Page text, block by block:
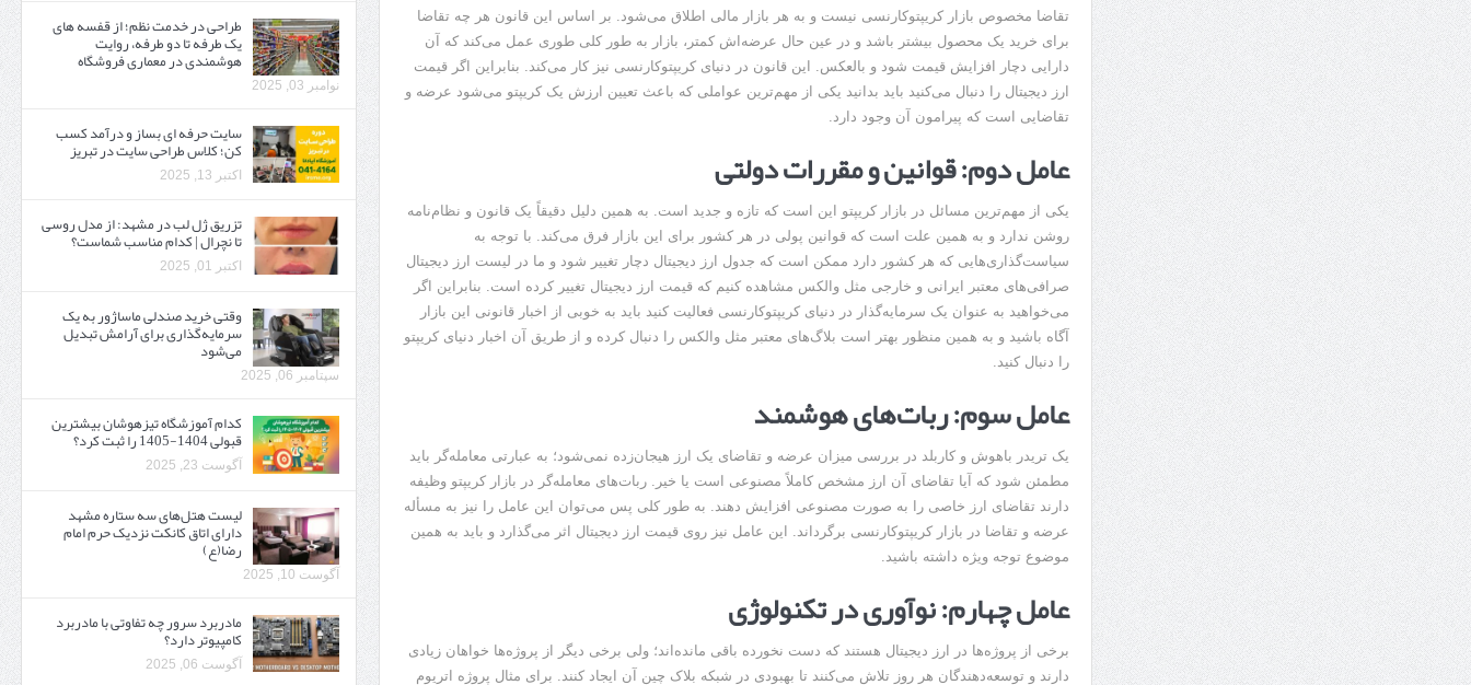
تقاضا مخصوص بازار کریپتوکارنسی نیست و به هر بازار مالی اطلاق می‌شود. بر اساس این قانون هر چه تقاضا
برای خرید یک محصول بیشتر باشد و در عین حال عرضه‌اش کمتر، بازار به طور کلی طوری عمل می‌کند که آن
دارایی دچار افزایش قیمت شود و بالعکس. این قانون در دنیای کریپتوکارنسی نیز کار می‌کند. بنابراین اگر قیمت
ارز دیجیتال را دنبال می‌کنید باید بدانید یکی از مهم‌ترین عواملی که باعث تعیین ارزش یک کریپتو می‌شود عرضه و
تقاضایی است که پیرامون آن وجود دارد.
عامل دوم: قوانین و مقررات دولتی
یکی از مهم‌ترین مسائل در بازار کریپتو این است که تازه و جدید است. به همین دلیل دقیقاً یک قانون و نظام‌نامه
روشن ندارد و به همین علت است که قوانین پولی در هر کشور برای این بازار فرق می‌کند. با توجه به
سیاست‌گذاری‌هایی که هر کشور دارد ممکن است که جدول ارز دیجیتال دچار تغییر شود و ما در لیست ارز دیجیتال
صرافی‌های معتبر ایرانی و خارجی مثل والکس مشاهده کنیم که قیمت ارز دیجیتال تغییر کرده است. بنابراین اگر
می‌خواهید به عنوان یک سرمایه‌گذار در دنیای کریپتوکارنسی فعالیت کنید باید به خوبی از اخبار قانونی این بازار
آگاه باشید و به همین منظور بهتر است بلاگ‌های معتبر مثل والکس را دنبال کرده و از طریق آن اخبار دنیای کریپتو
را دنبال کنید.
عامل سوم: ربات‌های هوشمند
یک تریدر باهوش و کاربلد در بررسی میزان عرضه و تقاضای یک ارز هیجان‌زده نمی‌شود؛ به عبارتی معامله‌گر باید
مطمئن شود که آیا تقاضای آن ارز مشخص کاملاً مصنوعی است یا خیر. ربات‌های معامله‌گر در بازار کریپتو وظیفه
دارند تقاضای ارز خاصی را به صورت مصنوعی افزایش دهند. به طور کلی پس می‌توان این عامل را نیز به مسأله
عرضه و تقاضا در بازار کریپتوکارنسی برگرداند. این عامل نیز روی قیمت ارز دیجیتال اثر می‌گذارد و باید به همین
موضوع توجه ویژه داشته باشید.
عامل چهارم: نوآوری در تکنولوژی
برخی از پروژه‌ها در ارز دیجیتال هستند که دست نخورده باقی مانده‌اند؛ ولی برخی دیگر از پروژه‌ها خواهان زیادی
دارند و توسعه‌دهندگان هر روز تلاش می‌کنند تا بهبودی در شبکه بلاک چین آن ایجاد کنند. برای مثال پروژه اتریوم
طراحی در خدمت نظم؛ از قفسه ‌های
یک‌ طرفه تا دو طرفه، روایت
هوشمندی در معماری فروشگاه
نوامبر 03, 2025
سایت حرفه ‌ای بساز و درآمد کسب
کن؛ کلاس طراحی سایت در تبریز
اکتبر 13, 2025
تزریق ژل لب در مشهد: از مدل روسی
تا نچرال | کدام مناسب شماست؟
اکتبر 01, 2025
وقتی خرید صندلی ماساژور به یک
سرمایه‌گذاری برای آرامش تبدیل
می‌شود
سپتامبر 06, 2025
کدام آموزشگاه تیزهوشان بیشترین
قبولی 1404-1405 را ثبت کرد؟
آگوست 23, 2025
لیست هتل‌های سه ستاره مشهد
دارای اتاق کانکت نزدیک حرم امام
رضا(ع)
آگوست 10, 2025
مادربرد سرور چه تفاوتی با مادربرد
کامپیوتر دارد؟
آگوست 06, 2025